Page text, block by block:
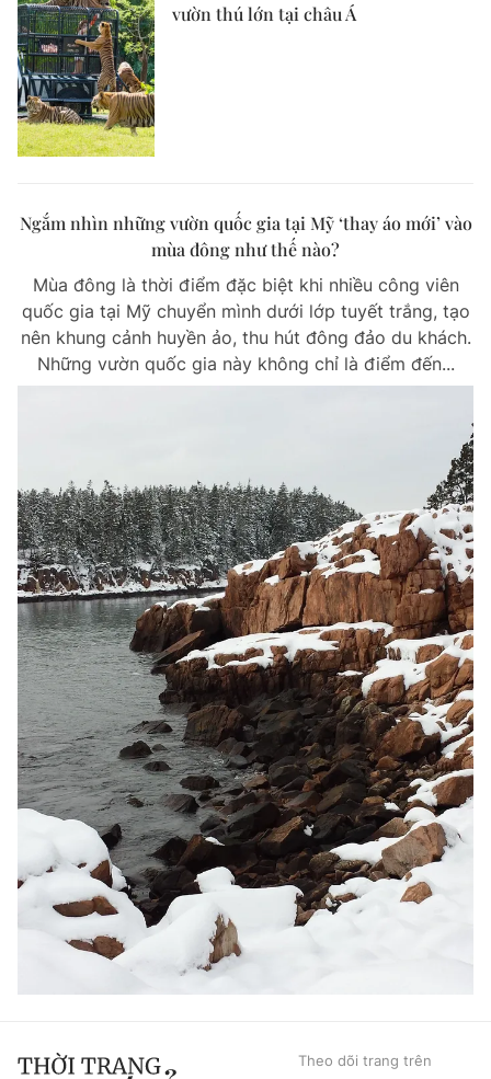
vườn thú lớn tại châu Á
Ngắm nhìn những vườn quốc gia tại Mỹ ‘thay áo mới’ vào
mùa đông như thế nào?
Mùa đông là thời điểm đặc biệt khi nhiều công viên
quốc gia tại Mỹ chuyển mình dưới lớp tuyết trắng, tạo
nên khung cảnh huyền ảo, thu hút đông đảo du khách.
Những vườn quốc gia này không chỉ là điểm đến...
Theo dõi trang trên